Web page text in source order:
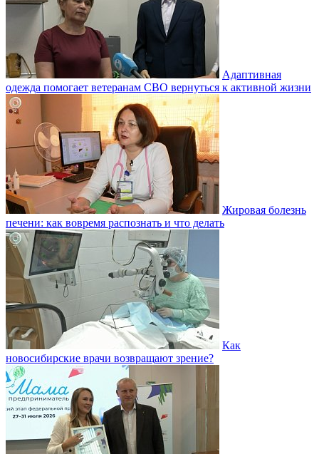
Адаптивная
одежда помогает ветеранам СВО вернуться к активной жизни
Жировая болезнь
печени: как вовремя распознать и что делать
Как
новосибирские врачи возвращают зрение?